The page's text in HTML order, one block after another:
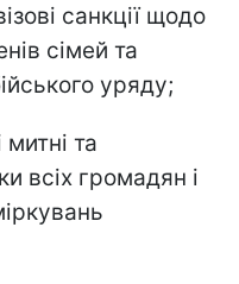
санкції щодо
сімей та
уряду;
та
всіх громадян і